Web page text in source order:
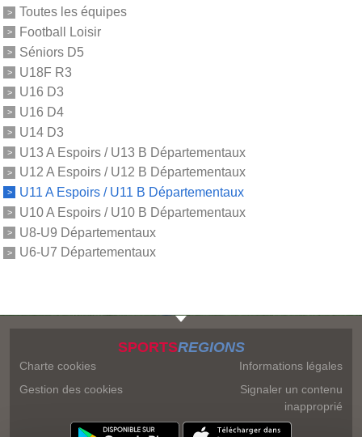
Toutes les équipes
Football Loisir
Séniors D5
U18F R3
U16 D3
U16 D4
U14 D3
U13 A Espoirs / U13 B Départementaux
U12 A Espoirs / U12 B Départementaux
U11 A Espoirs / U11 B Départementaux
U10 A Espoirs / U10 B Départementaux
U8-U9 Départementaux
U6-U7 Départementaux
SPORTSREGIONS
Charte cookies
Gestion des cookies
Informations légales
Signaler un contenu
inapproprié